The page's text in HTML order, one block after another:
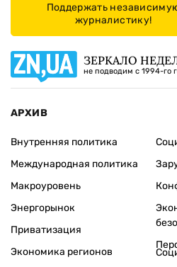
Поддержать
журналистику!
ЗЕРКАЛО
не подводим с 1994-го
АРХИВ
Внутренняя политика
Международная политика
Макроуровень
Энергорынок
Приватизация
Экономика регионов